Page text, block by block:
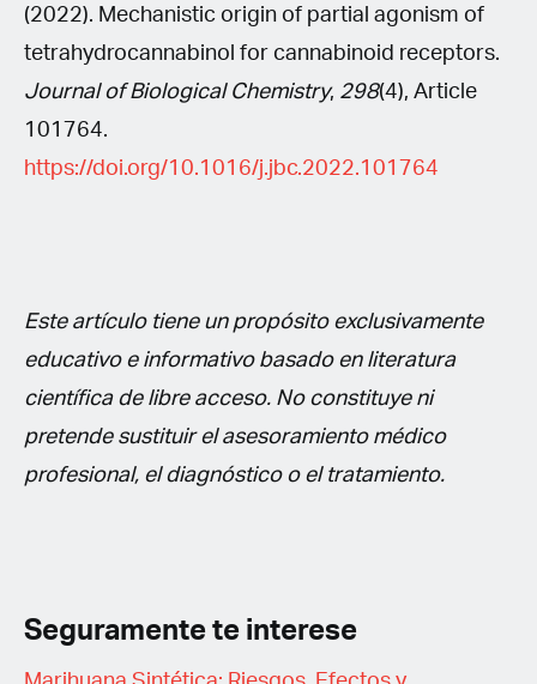
(2022). Mechanistic origin of partial agonism of
tetrahydrocannabinol for cannabinoid receptors.
Journal of Biological Chemistry, 298(4), Article
101764.
https://doi.org/10.1016/j.jbc.2022.101764
Este artículo tiene un propósito exclusivamente
educativo e informativo basado en literatura
científica de libre acceso. No constituye ni
pretende sustituir el asesoramiento médico
profesional, el diagnóstico o el tratamiento.
Seguramente te interese